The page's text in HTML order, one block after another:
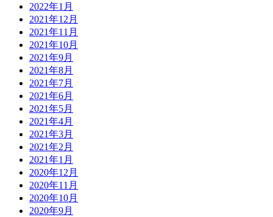
2022年1月
2021年12月
2021年11月
2021年10月
2021年9月
2021年8月
2021年7月
2021年6月
2021年5月
2021年4月
2021年3月
2021年2月
2021年1月
2020年12月
2020年11月
2020年10月
2020年9月